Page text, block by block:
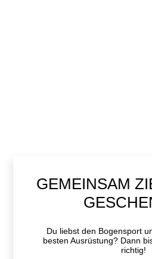
GEMEINSAM
Du liebst den Bogensport
besten Ausrüstung? Dann
richtig!